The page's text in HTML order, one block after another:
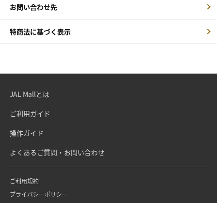
お問い合わせ先
特商法に基づく表示
JAL Mallとは
ご利用ガイド
操作ガイド
よくあるご質問・お問い合わせ
ご利用規約
プライバシーポリシー